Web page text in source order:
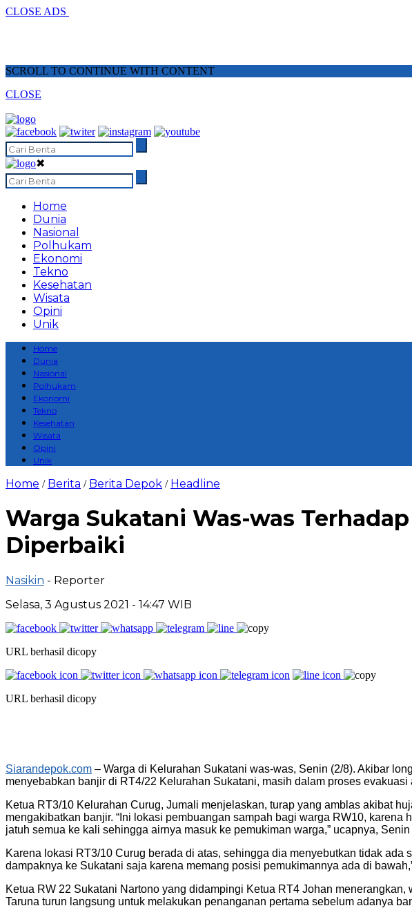
CLOSE ADS
SCROLL TO CONTINUE WITH CONTENT
CLOSE
✖
Home
Dunia
Nasional
Polhukam
Ekonomi
Tekno
Kesehatan
Wisata
Opini
Unik
Home
Dunia
Nasional
Polhukam
Ekonomi
Tekno
Kesehatan
Wisata
Opini
Unik
Home / Berita / Berita Depok / Headline
Warga Sukatani Was-was
Diperbaiki
Nasikin - Reporter
Selasa, 3 Agustus 2021 - 14:47 WIB
URL berhasil dicopy
URL berhasil dicopy
Siarandepok.com – Warga di Kelurahan Sukatani was-was, Senin (2/8). Akibar
menyebabkan banjir di RT4/22 Kelurahan Sukatani, masih dalam proses
Ketua RT3/10 Kelurahan Curug, Jumali menjelaskan, turap yang amblas akibat
mengakibatkan banjir. “Ini lokasi pembuangan sampah bagi warga RW10,
jatuh semua ke kali sehingga airnya masuk ke pemukiman warga,” ucapnya, Senin
Karena lokasi RT3/10 Curug berada di atas, sehingga dia menyebutkan tidak
dampaknya ke Sukatani saja karena memang posisi pemukimannya ada di
Ketua RW 22 Sukatani Nartono yang didampingi Ketua RT4 Johan
Taruna turun langsung untuk melakukan penanganan pertama sebelum adanya